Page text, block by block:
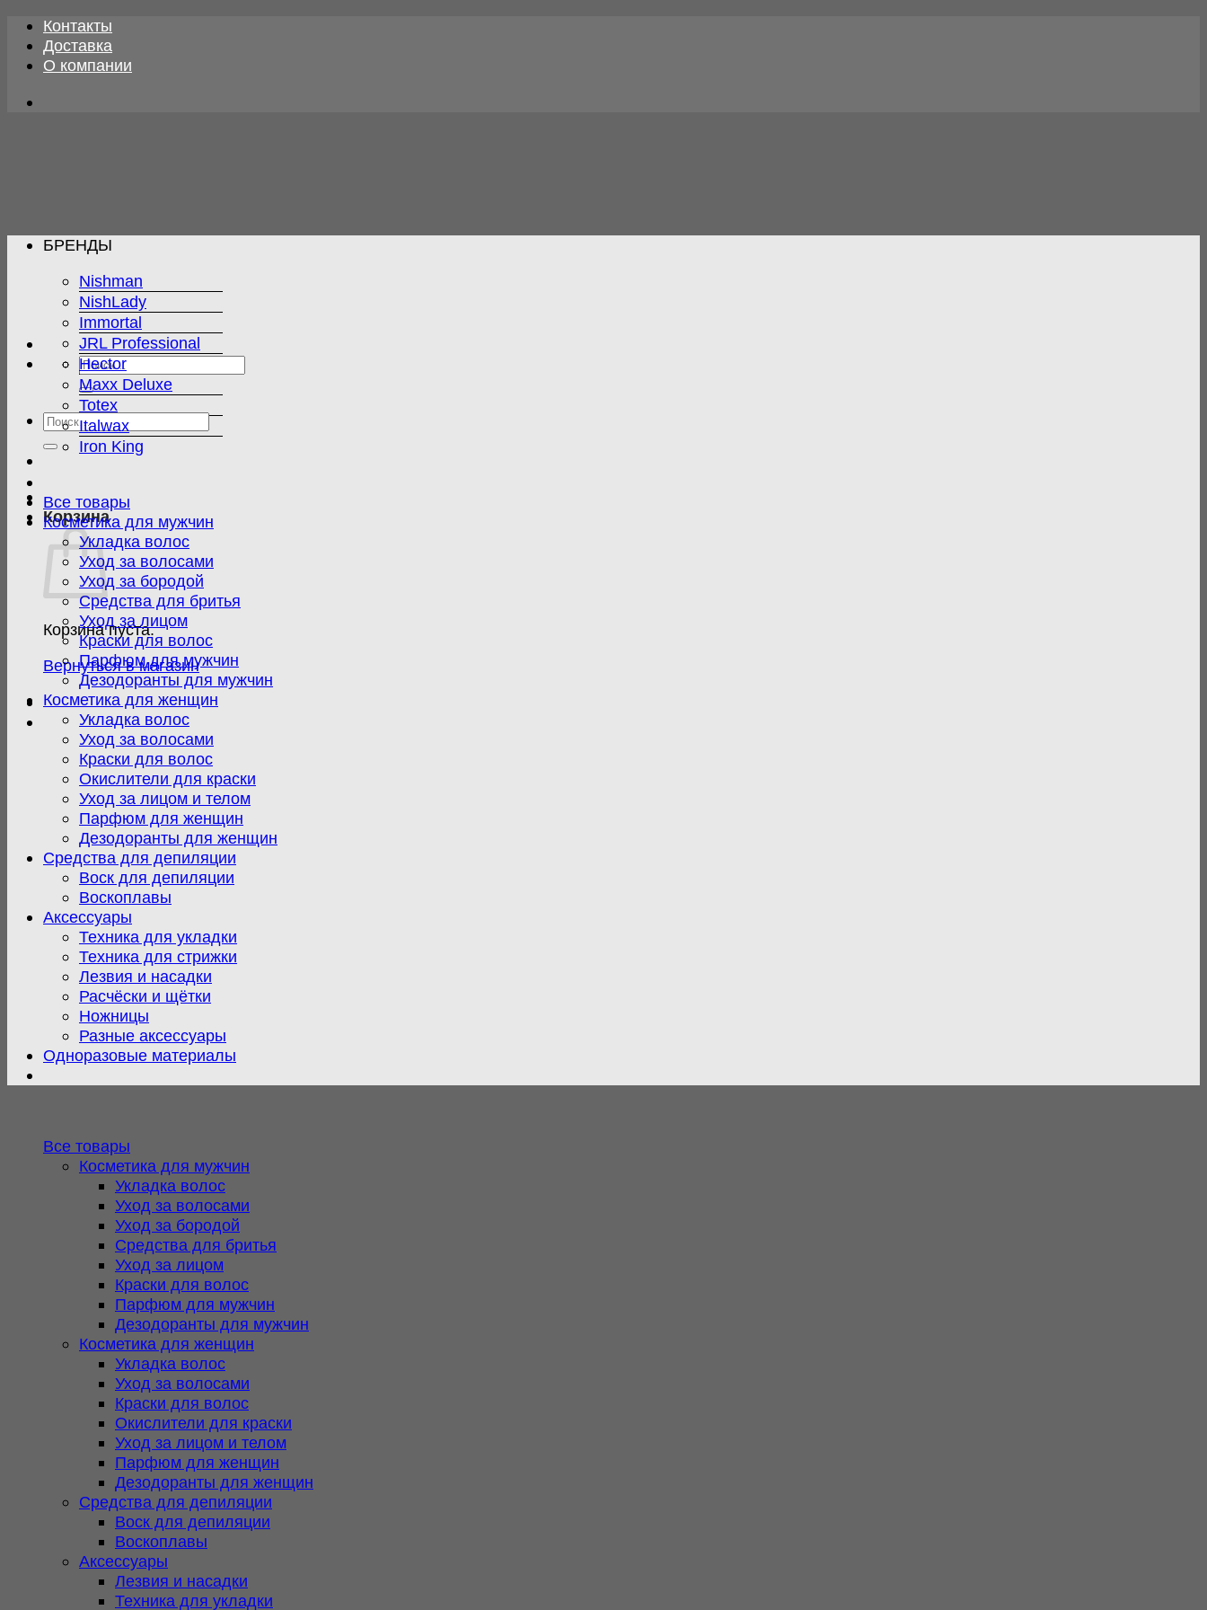
Skip
content
Контакты
Доставка
О компании
Искать:
Искать:
Корзина
Корзина пуста.
Вернуться в магазин
БРЕНДЫ
Nishman
NishLady
Immortal
JRL Professional
Hector
Maxx Deluxe
Totex
Italwax
Iron King
Все товары
Косметика для мужчин
Укладка волос
Уход за волосами
Уход за бородой
Средства для бритья
Уход за лицом
Краски для волос
Парфюм для мужчин
Дезодоранты для мужчин
Косметика для женщин
Укладка волос
Уход за волосами
Краски для волос
Окислители для краски
Уход за лицом и телом
Парфюм для женщин
Дезодоранты для женщин
Средства для депиляции
Воск для депиляции
Воскоплавы
Аксессуары
Техника для укладки
Техника для стрижки
Лезвия и насадки
Расчёски и щётки
Ножницы
Разные аксессуары
Одноразовые материалы
Все товары
Косметика для мужчин
Укладка волос
Уход за волосами
Уход за бородой
Средства для бритья
Уход за лицом
Краски для волос
Парфюм для мужчин
Дезодоранты для мужчин
Косметика для женщин
Укладка волос
Уход за волосами
Краски для волос
Окислители для краски
Уход за лицом и телом
Парфюм для женщин
Дезодоранты для женщин
Средства для депиляции
Воск для депиляции
Воскоплавы
Аксессуары
Лезвия и насадки
Техника для укладки